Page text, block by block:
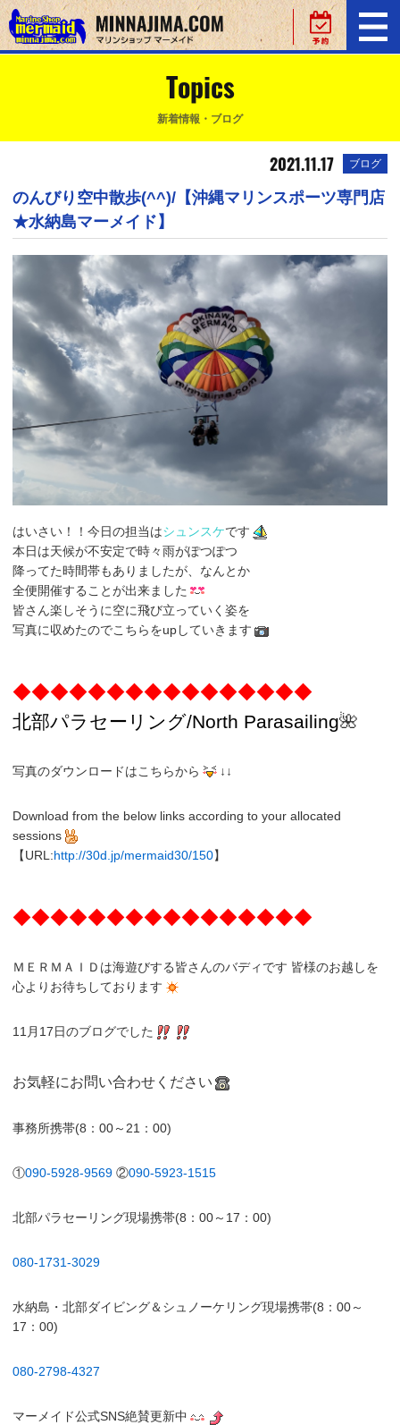
Topics
新着情報・ブログ
2021.11.17 ブログ
のんびり空中散歩(^^)/【沖縄マリンスポーツ専門店
★水納島マーメイド】
はいさい！！今日の担当はシュンスケです
本日は天候が不安定で時々雨がぽつぽつ
降ってた時間帯もありましたが、なんとか
全便開催することが出来ました
皆さん楽しそうに空に飛び立っていく姿を
写真に収めたのでこちらをupしていきます
◆◆◆◆◆◆◆◆◆◆◆◆◆◆◆◆
北部パラセーリング/North Parasailing🌺
写真のダウンロードはこちらから ↓↓
Download from the below links according to your allocated
sessions
【URL:http://30d.jp/mermaid30/150】
◆◆◆◆◆◆◆◆◆◆◆◆◆◆◆◆
ＭＥＲＭＡＩＤは海遊びする皆さんのバディです 皆様のお越しを
心よりお待ちしております
11月17日のブログでした
お気軽にお問い合わせください
事務所携帯(8：00～21：00)
①090-5928-9569 ②090-5923-1515
北部パラセーリング現場携帯(8：00～17：00)
080-1731-3029
水納島・北部ダイビング＆シュノーケリング現場携帯(8：00～
17：00)
080-2798-4327
マーメイド公式SNS絶賛更新中